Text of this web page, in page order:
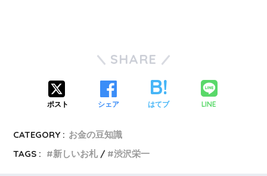
SHARE
ポスト シェア はてブ LINE
CATEGORY : お金の豆知識
TAGS :
新しいお札 渋沢栄一